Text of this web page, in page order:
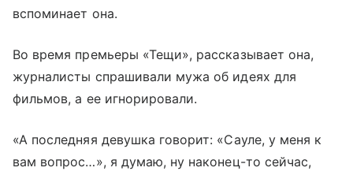
вспоминает она.
Во время премьеры «Тещи», рассказывает она,
журналисты спрашивали мужа об идеях для
фильмов, а ее игнорировали.
«А последняя девушка говорит: «Сауле, у меня к
вам вопрос…», я думаю, ну наконец-то сейчас,